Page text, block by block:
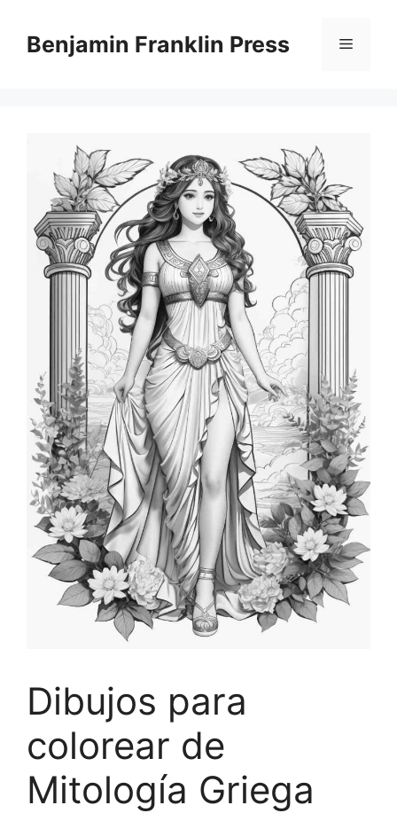
contentBenjamin Franklin Press Menu
Dibujos para
colorear de
Mitología Griega